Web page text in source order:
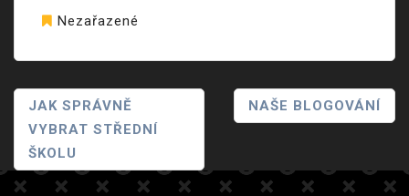
Nezařazené
Navigace
Pro
Příspěvek
JAK SPRÁVNĚ
VYBRAT STŘEDNÍ
ŠKOLU
NAŠE BLOGOVÁNÍ